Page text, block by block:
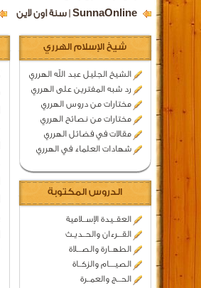
SunnaOnline | سنة اون لاين
شيخ الإسلام الهرري
الشيخ الجليل عبد الله الهرري
رد شبه المفترين على الهرري
مختارات من دروس الهرري
مختارات من نصائح الهرري
مقالات في فضائل الهرري
شهادات العلماء في الهرري
الدروس المكتوبة
العقــيدة الإســلامية
القـــرءان والحــديـث
الطهــارة والصـــلاة
الصيــــام والزكــاة
الحـــج والعمــرة